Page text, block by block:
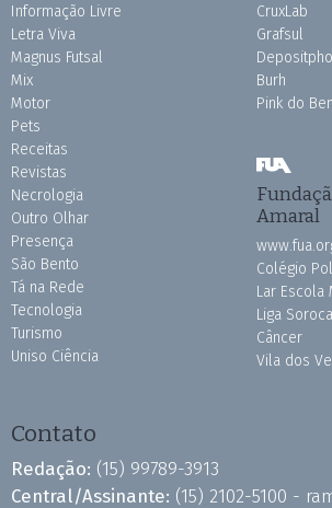
Informação Livre
Letra Viva
Magnus Futsal
Mix
Motor
Pets
Receitas
Revistas
Necrologia
Outro Olhar
Presença
São Bento
Tá na Rede
Tecnologia
Turismo
Uniso Ciência
CruxLab
Grafsul
Burh
Pink do
Amaral
Colégio
Lar Escola
Liga
Câncer
Vila dos
Contato
Redação: (15) 99789-3913
Central/Assinante: (15) 2102-5100 -